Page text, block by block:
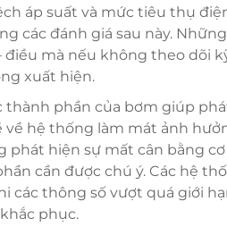
áp suất và mức tiêu thụ
các đánh giá sau này.
mà nếu không theo dõi
xuất hiện.
thành phần của bơm giúp
về hệ thống làm mát ảnh
hiện sự mất cân bằng cơ
cần được chú ý. Các hệ
các thông số vượt quá giới
phục.